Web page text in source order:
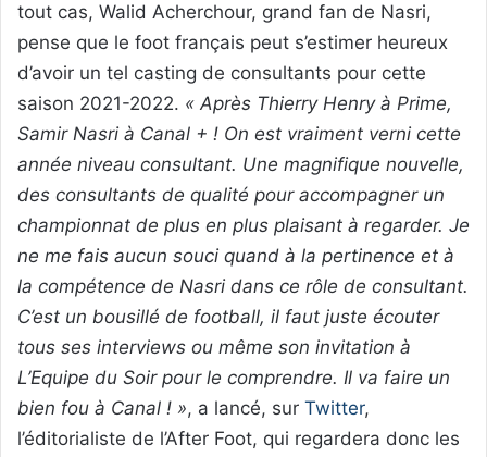
tout cas, Walid Acherchour, grand fan de Nasri,
pense que le foot français peut s’estimer heureux
d’avoir un tel casting de consultants pour cette
saison 2021-2022. « Après Thierry Henry à Prime,
Samir Nasri à Canal + ! On est vraiment verni cette
année niveau consultant. Une magnifique nouvelle,
des consultants de qualité pour accompagner un
championnat de plus en plus plaisant à regarder. Je
ne me fais aucun souci quand à la pertinence et à
la compétence de Nasri dans ce rôle de consultant.
C’est un bousillé de football, il faut juste écouter
tous ses interviews ou même son invitation à
L’Equipe du Soir pour le comprendre. Il va faire un
bien fou à Canal ! », a lancé, sur Twitter,
l’éditorialiste de l’After Foot, qui regardera donc les